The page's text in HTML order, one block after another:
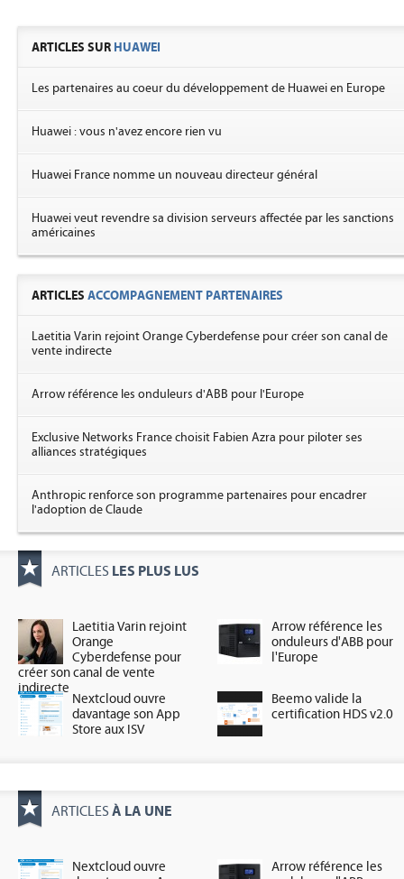
ARTICLES SUR HUAWEI
Les partenaires au coeur du développement de Huawei en Europe
Huawei : vous n'avez encore rien vu
Huawei France nomme un nouveau directeur général
Huawei veut revendre sa division serveurs affectée par les sanctions
américaines
ARTICLES ACCOMPAGNEMENT PARTENAIRES
Laetitia Varin rejoint Orange Cyberdefense pour créer son canal de
vente indirecte
Arrow référence les onduleurs d'ABB pour l'Europe
Exclusive Networks France choisit Fabien Azra pour piloter ses
alliances stratégiques
Anthropic renforce son programme partenaires pour encadrer
l'adoption de Claude
ARTICLES LES PLUS LUS
Laetitia Varin rejoint
Orange
Cyberdefense pour
créer son canal de vente
indirecte
Arrow référence les
onduleurs d'ABB pour
l'Europe
Nextcloud ouvre
davantage son App
Store aux ISV
Beemo valide la
certification HDS v2.0
ARTICLES À LA UNE
Nextcloud ouvre
Arrow référence les